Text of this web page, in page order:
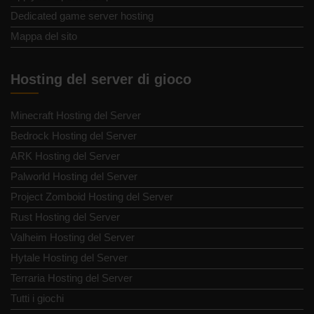
Dedicated game server hosting
Mappa del sito
Hosting del server di gioco
Minecraft Hosting del Server
Bedrock Hosting del Server
ARK Hosting del Server
Palworld Hosting del Server
Project Zomboid Hosting del Server
Rust Hosting del Server
Valheim Hosting del Server
Hytale Hosting del Server
Terraria Hosting del Server
Tutti i giochi